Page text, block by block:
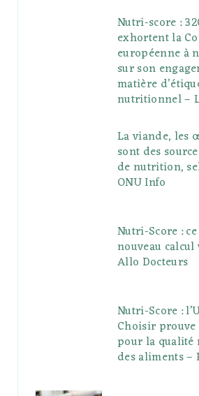
Nutri-score :
exhortent la
européenne à
sur son
matière
nutritionnel –
La viande, les
sont des
de nutrition,
ONU Info
Nutri-Score :
nouveau calcul
Allo Docteurs
Nutri-Score :
Choisir
pour la
des aliments –